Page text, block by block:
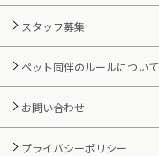
スタッフ募集
ペット同伴のルールについて
お問い合わせ
プライバシーポリシー